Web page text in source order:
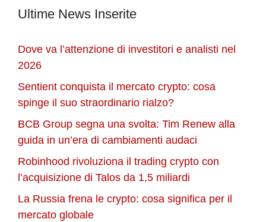
Ultime News Inserite
Dove va l’attenzione di investitori e analisti nel
2026
Sentient conquista il mercato crypto: cosa
spinge il suo straordinario rialzo?
BCB Group segna una svolta: Tim Renew alla
guida in un’era di cambiamenti audaci
Robinhood rivoluziona il trading crypto con
l’acquisizione di Talos da 1,5 miliardi
La Russia frena le crypto: cosa significa per il
mercato globale